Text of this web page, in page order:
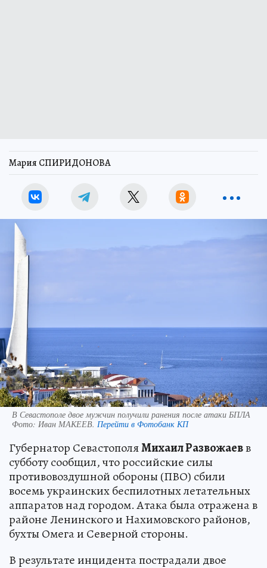
Мария СПИРИДОНОВА
В Севастополе двое мужчин получили ранения после атаки БПЛА
Фото: Иван МАКЕЕВ. Перейти в Фотобанк КП
Губернатор СевастополяМихаил Развожаевв
субботу сообщил, что российские силы
противовоздушной обороны (ПВО) сбили
восемь украинских беспилотных летательных
аппаратов над городом. Атака была отражена в
районе Ленинского и Нахимовского районов,
бухты Омега и Северной стороны.
В результате инцидента пострадали двое